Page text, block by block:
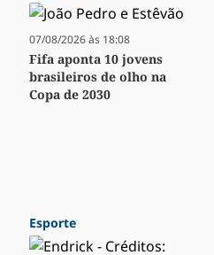
07/08/2026 às 18:08
Fifa aponta 10 jovens
brasileiros de olho na
Copa de 2030
Esporte